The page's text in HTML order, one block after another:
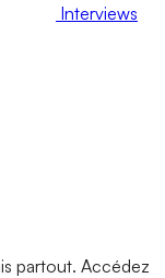
Interviews
partout. Accédez